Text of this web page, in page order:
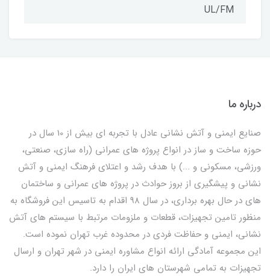
UL/FM
درباره ما
صنایع ایمنی و آتش نشانی عادل با تجربه ای بیش از 10 سال در
حوزه ساخت و ساز در انواع پروژه های عمرانی (راه سازی، صنعتی،
ورزشی، مسکونی و ...) با هدف رشد و اعتلای فرهنگ ایمنی و آتش
نشانی و پیشگیری از بروز حوادث در پروژه های عمرانی و ساختمان
های در حال بهره برداری، در سال 98 اقدام به تاسیس این فروشگاه به
منظور تامین تجهیزات، قطعات و ملزومات مرتبط با سیستم های آتش
نشانی، ایمنی و حفاظت فردی در محدوده غرب تهران نموده است.
این مجموعه آمادگی ارائه انواع مشاوره ایمنی در شهر تهران و ارسال
تجهیزات به تمامی شهرستان های ایران را دارد.